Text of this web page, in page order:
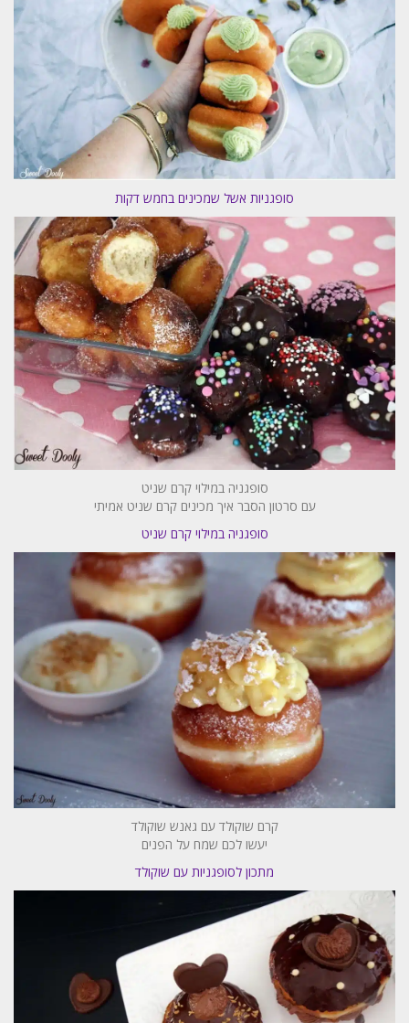
סופגניות אשל שמכינים בחמש דקות
סופגניה במילוי קרם שניט
עם סרטון הסבר איך מכינים קרם שניט אמיתי
סופגניה במילוי קרם שניט
קרם שוקולד עם גאנש שוקולד
יעשו לכם שמח על הפנים
מתכון לסופגניות עם שוקולד